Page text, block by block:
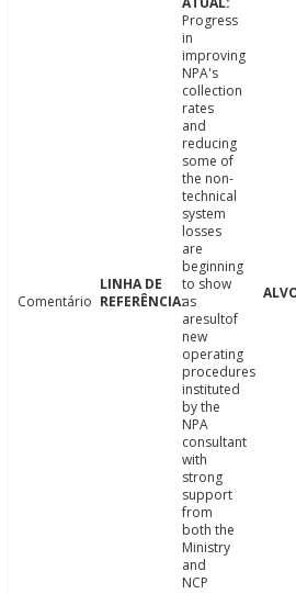
Comentário
Progress
in
improving
NPA's
collection
rates
and
reducing
some of
the non-
technical
system
losses
are
beginning
to show
as
aresultof
new
operating
procedures
instituted
by the
NPA
consultant
with
strong
support
from
both the
Ministry
and
NCP